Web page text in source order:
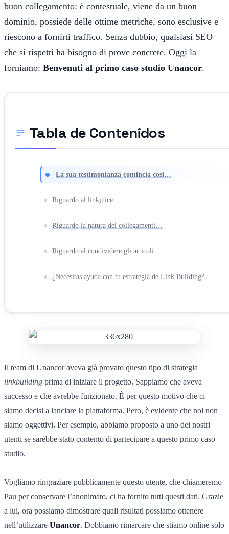
buon collegamento: è contestuale, viene da un buon
dominio, possiede delle ottime metriche, sono esclusive e
riescono a fornirti traffico. Senza dubbio, qualsiasi SEO
che si rispetti ha bisogno di prove concrete. Oggi la
forniamo: Benvenuti al primo caso studio Unancor.
Tabla de Contenidos
La sua testimonianza comincia cosi…
Riguardo al linkjuice…
Riguardo la natura dei collegamenti…
Riguardo al condividere gli articoli…
¿Necesitas ayuda con tu estrategia de Link Building?
Il team di Unancor aveva già provato questo tipo di strategia
linkbuilding prima di iniziare il progetto. Sappiamo che aveva
successo e che avrebbe funzionato. È per questo motivo che ci
siamo decisi a lanciare la piattaforma. Pero, è evidente che noi non
siamo oggettivi. Per esempio, abbiamo proposto a uno dei nostri
utenti se sarebbe stato contento di partecipare a questo primo caso
studio.
Vogliamo ringraziare pubblicamente questo utente, che chiameremo
Pau per conservare l’anonimato, ci ha fornito tutti questi dati. Grazie
a lui, ora possiamo dimostrare quali risultati possiamo ottenere
nell’utilizzare Unancor. Dobbiamo rimarcare che stiamo online solo